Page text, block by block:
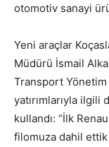
otomotiv sanayi
Yeni araçlar
Müdürü İsmail
Transport Yönetim
yatırımlarıyla
kullandı: “İlk
filomuza dahil